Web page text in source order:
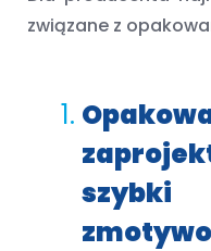
związane z